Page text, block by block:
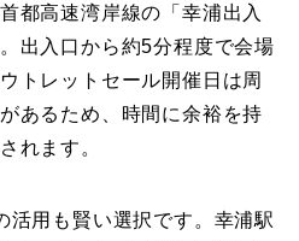
都高速湾岸線の「幸浦出入
出入口から約5分程度で会場
トレットセール開催日は周
あるため、時間に余裕を持
れます。
活用も賢い選択です。幸浦駅